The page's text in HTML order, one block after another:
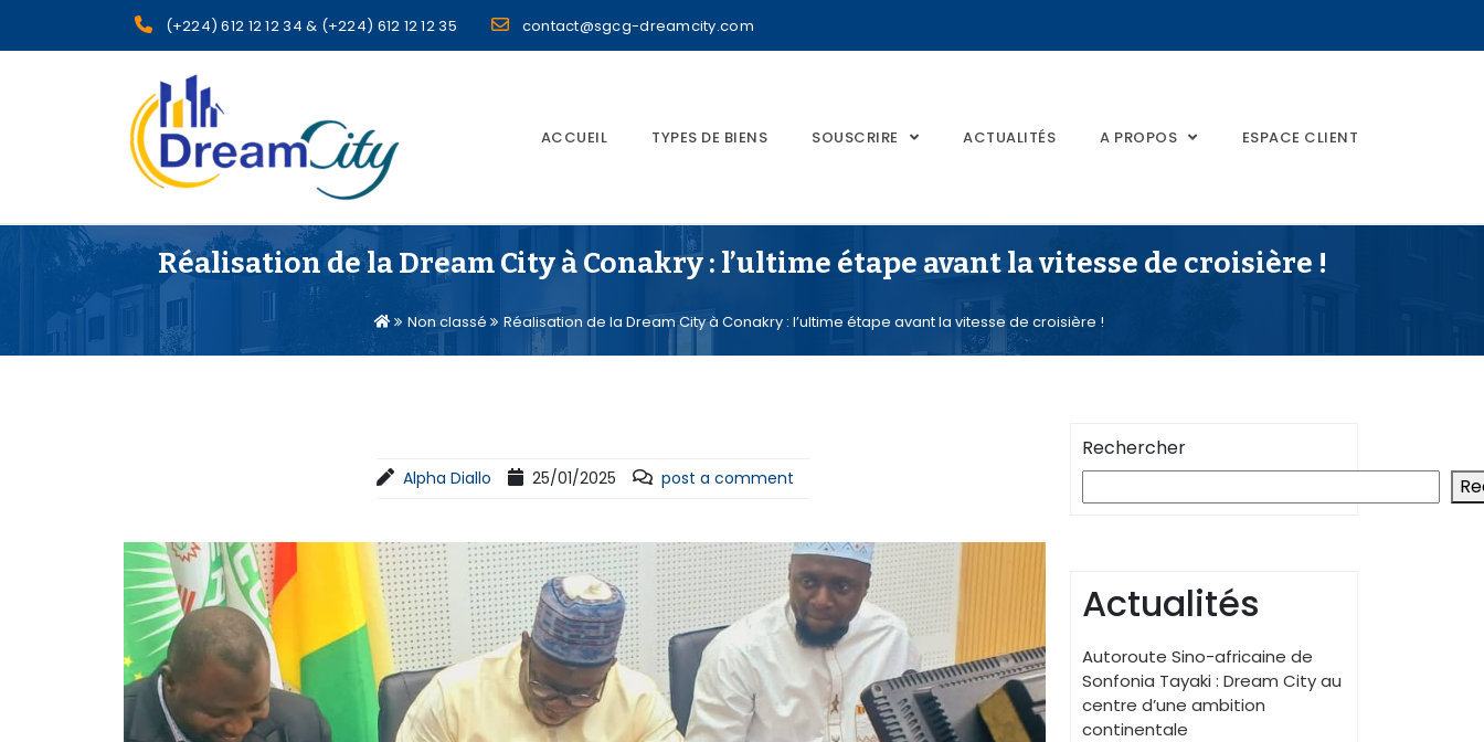
(+224) 612 12 12 34 & (+224) 612 12 12 35 contact@sgcg-dreamcity.com
sgcg dreamcity
ACCUEIL TYPES DE BIENS SOUSCRIRE ACTUALITÉS A PROPOS ESPACE CLIENT
Réalisation de la Dream City à Conakry : l’ultime étape avant la vitesse de croisière !
Non classé Réalisation de la Dream City à Conakry : l’ultime étape avant la vitesse de croisière !
Alpha Diallo 25/01/2025 post a comment
Rechercher
Actualités
Autoroute Sino-africaine de
Sonfonia Tayaki : Dream City au
centre d’une ambition
continentale